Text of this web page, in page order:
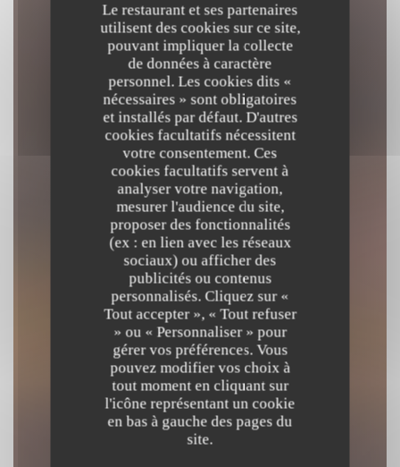
Le restaurant et ses partenaires
utilisent des cookies sur ce site,
pouvant impliquer la collecte
de données à caractère
personnel. Les cookies dits «
nécessaires » sont obligatoires
et installés par défaut. D'autres
cookies facultatifs nécessitent
votre consentement. Ces
cookies facultatifs servent à
analyser votre navigation,
mesurer l'audience du site,
proposer des fonctionnalités
(ex : en lien avec les réseaux
sociaux) ou afficher des
publicités ou contenus
personnalisés. Cliquez sur «
Tout accepter », « Tout refuser
» ou « Personnaliser » pour
gérer vos préférences. Vous
pouvez modifier vos choix à
tout moment en cliquant sur
l'icône représentant un cookie
en bas à gauche des pages du
site.
SIAMSA
BISTROT GASTRONOMIQUE|